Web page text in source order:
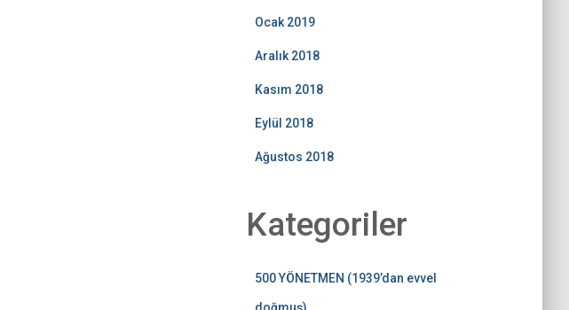
Ocak 2019
Aralık 2018
Kasım 2018
Eylül 2018
Ağustos 2018
Kategoriler
500 YÖNETMEN (1939’dan evvel